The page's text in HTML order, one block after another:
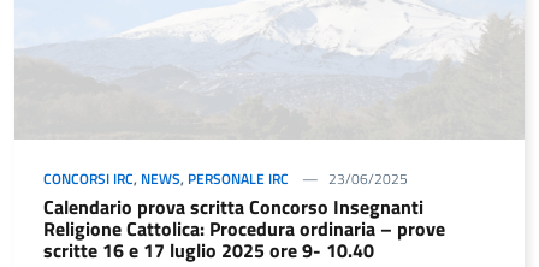
CONCORSI IRC, NEWS, PERSONALE IRC 23/06/2025
Calendario prova scritta Concorso Insegnanti
Religione Cattolica: Procedura ordinaria – prove
scritte 16 e 17 luglio 2025 ore 9- 10.40